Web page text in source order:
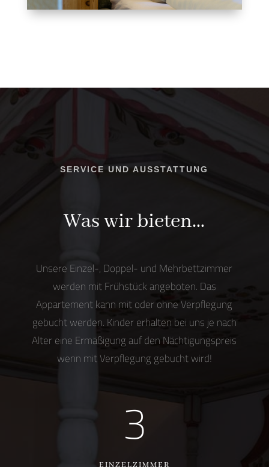
SERVICE UND AUSSTATTUNG
Was wir bieten…
Unsere Einzel-, Doppel- und Mehrbettzimmer
werden mit Frühstück angeboten. Das
Appartement kann mit oder ohne Verpflegung
gebucht werden. Kinder erhalten bei uns je nach
Alter eine Ermäßigung auf den Nächtigungspreis
wenn mit Verpflegung gebucht wird!
3
EINZELZIMMER